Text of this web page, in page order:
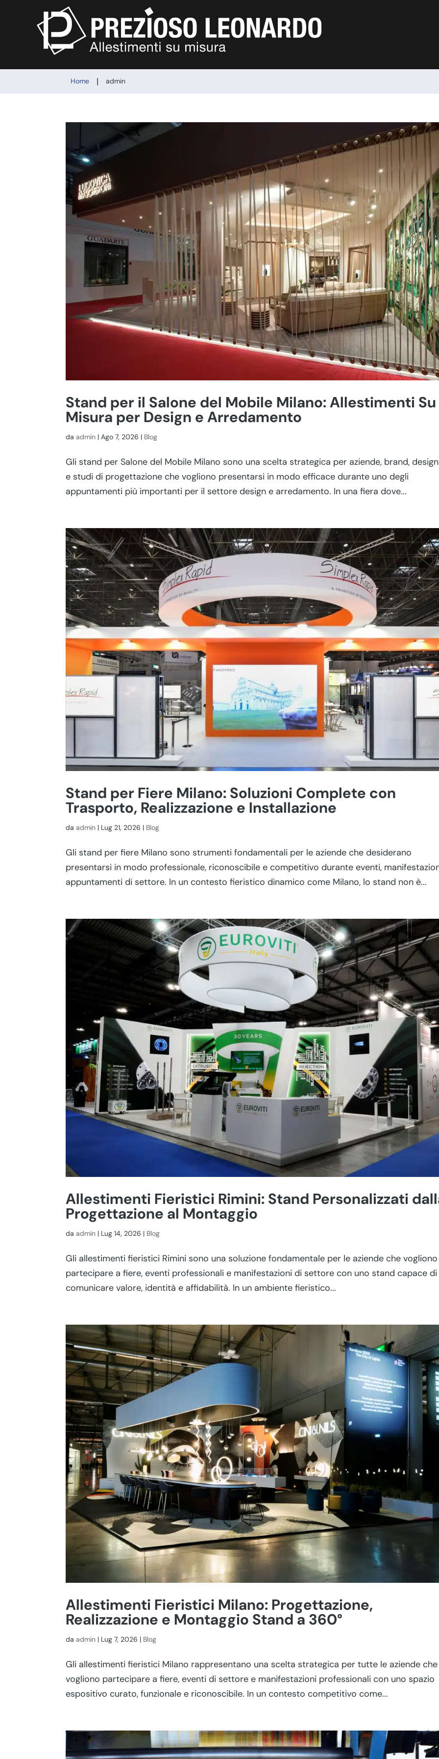
Home | admin
Stand per il Salone del Mobile Milano: Allestimenti Su
Misura per Design e Arredamento
daadmin |Ago 7, 2026 | Blog
Gli stand per Salone del Mobile Milano sono una scelta strategica per aziende, brand,
e studi di progettazione che vogliono presentarsi in modo efficace durante uno degli
appuntamenti più importanti per il settore design e arredamento. In una fiera dove...
Stand per Fiere Milano: Soluzioni Complete con
Trasporto, Realizzazione e Installazione
daadmin | Lug 21, 2026 | Blog
Gli stand per fiere Milano sono strumenti fondamentali per le aziende che desiderano
presentarsi in modo professionale, riconoscibile e competitivo durante eventi,
appuntamenti di settore. In un contesto fieristico dinamico come Milano, lo stand non è...
Allestimenti Fieristici Rimini: Stand Personalizzati
Progettazione al Montaggio
daadmin | Lug 14, 2026 | Blog
Gli allestimenti fieristici Rimini sono una soluzione fondamentale per le aziende che vogliono
partecipare a fiere, eventi professionali e manifestazioni di settore con uno stand capace di
comunicare valore, identità e affidabilità. In un ambiente fieristico...
Allestimenti Fieristici Milano: Progettazione,
Realizzazione e Montaggio Stand a 360°
daadmin | Lug 7, 2026 | Blog
Gli allestimenti fieristici Milano rappresentano una scelta strategica per tutte le aziende che
vogliono partecipare a fiere, eventi di settore e manifestazioni professionali con uno spazio
espositivo curato, funzionale e riconoscibile. In un contesto competitivo come...